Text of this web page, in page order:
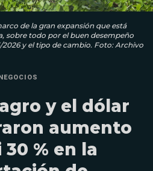
de la gran expansión que está
sobre todo por el buen desempeño
2026 y el tipo de cambio. Foto: Archivo
NEGOCIOS
y el dólar
aumento
30 % en la